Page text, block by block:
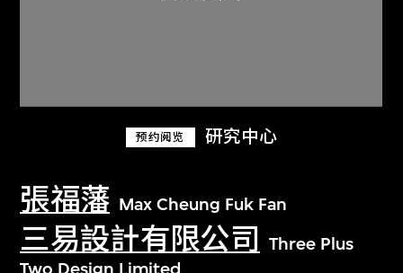
预约阅览 研究中心
張福藩 Max Cheung Fuk Fan
三易設計有限公司
Three Plus
关于M+藏品
探索世界顶级的二十及二十一世纪视觉
文化藏品。